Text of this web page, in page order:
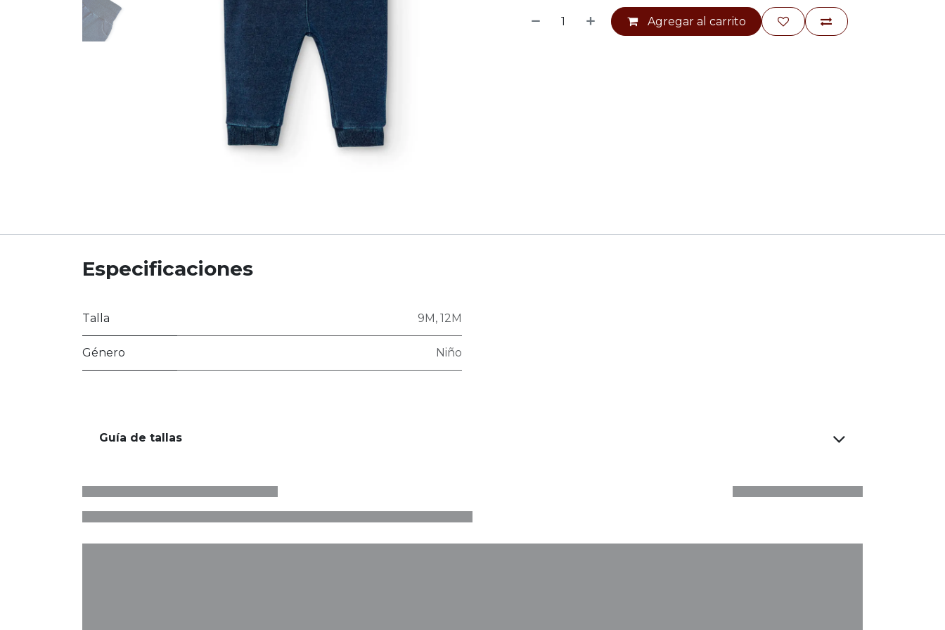
Agregar al carrito
Especificaciones
Talla 9M , 12M
Género Niño
Guía de tallas